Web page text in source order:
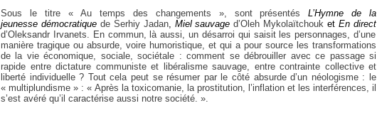
Sous le titre « Au temps des changements », sont présentésL’Hymne de la
jeunesse démocratiquede Serhiy Jadan, Miel sauvage d’Oleh Mykolaïtchouk etEn direct
d’Oleksandr Irvanets. En commun, là aussi, un désarroi qui saisit les personnages, d’une
manière tragique ou absurde, voire humoristique, et qui a pour source les transformations
de la vie économique, sociale, sociétale : comment se débrouiller avec ce passage si
rapide entre dictature communiste et libéralisme sauvage, entre contrainte collective et
liberté individuelle ? Tout cela peut se résumer par le côté absurde d’un néologisme : le
« multiplundisme » : « Après la toxicomanie, la prostitution, l’inflation et les interférences, il
s’est avéré qu’il caractérise aussi notre société. ».